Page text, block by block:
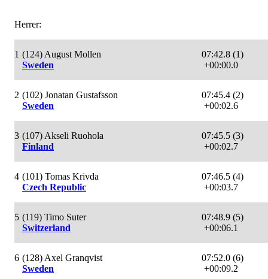
Herrer:
1 (124) August Mollen
Sweden
07:42.8 (1)
+00:00.0
2 (102) Jonatan Gustafsson
Sweden
07:45.4 (2)
+00:02.6
3 (107) Akseli Ruohola
Finland
07:45.5 (3)
+00:02.7
4 (101) Tomas Krivda
Czech Republic
07:46.5 (4)
+00:03.7
5 (119) Timo Suter
Switzerland
07:48.9 (5)
+00:06.1
6 (128) Axel Granqvist
Sweden
07:52.0 (6)
+00:09.2